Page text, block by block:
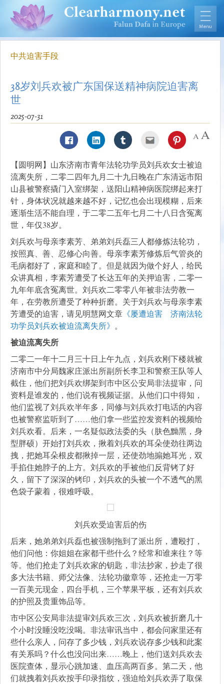
中共迫害手段
38岁刘兵欢被广东国保送精神病院迫害离
世
2025-07-31
【圆明网】山东济南市青年法轮功学员刘兵欢女士被迫
流离失所，二零二四年九月二十九日晚在广东清远市阳
山县被警察撬门入室绑架，送阳山精神病医院绑起来打
针，身体状况就越来越不好，记忆也会出现模糊，后来
逐渐生活不能自理，于二零二五年七月二十八日含冤离
世，年仅38岁。
刘兵欢与母亲李素芳、弟弟刘兵磊三人都修炼法轮功，
按照真、善、忍修心向善。母亲李素芳修炼后气管炎的
毛病都好了，家庭和睦了。但是就因为做个好人，给民
众讲真相，李素芳遭受了长达五年的关押迫害，二零一
九年年底含冤离世。刘兵欢二零零八年被非法劳教一
年，在劳教所遭受了种种折磨。关于刘兵欢与母亲李素
芳遭受的迫害，请见明慧网文章 《屡遭迫害 济南法轮
功学员刘兵欢被迫流离失所》 。
被迫流离失所
二零二一年十二月三十日上午九点，刘兵欢刚下楼就被
济南市中分局魏家庄派出所副所长李卫和警察王队等人
截住，他们把刘兵欢绑架到市中区公安局非法提审，问
资料是谁发的，他们说有视频证据。从他们口中得知，
他们监视了刘兵欢半年多，同修与刘兵欢打电话的内容
也被警察监听到了……他们拿一些监控发资料的视频给
刘兵欢看。后来，一名疑似政法委的头（肤色黝黑，身
型胖硕）开始打刘兵欢，揪着刘兵欢的耳朵使劲往两边
拽，把她耳朵根皮都揪掉一层，还使劲地搧她耳光，双
手掐住她脖子的上方。刘兵欢的手被他们反背铐了好
久，留下了深深的铐印，刘兵欢的头被一个不透气的黑
色袋子蒙着，很难呼吸。
刘兵欢受迫害后的伤
后来，她弟弟刘兵磊也被强制拖到了派出所，遭殴打，
他们问他：你姐姐在家都干些什么？经常和谁来往？等
等。他们抢走了刘兵欢家的钥匙，非法抄家，抄走了很
多大法书籍、师父法像、法轮功徽章等，还抢走一万零
一百美元现金，四台手机，三个苹果平板，还有刘兵欢
的护照及贵重饰品等。
市中区公安局非法提审刘兵欢三次，刘兵欢被折磨几十
个小时没睡没吃没喝。非法审讯当中，都会问家里还有
些什么亲人，问存了多少钱，刘兵欢说存多少钱和此案
有关系吗？什么也没问出来……晚上，他们送刘兵欢去
医院查体，显示心跳加速、血压高两百多。第二天，他
们就拽着刘兵欢按手印录指纹，强迫给刘兵欢弄了取保